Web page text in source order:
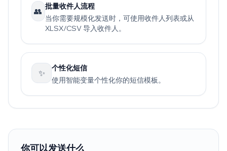
👥 批量收件人流程
当你需要规模化发送时，可使用收件人列表或从
XLSX/CSV 导入收件人。
✨
个性化短信
使用智能变量个性化你的短信模板。
你可以发送什么